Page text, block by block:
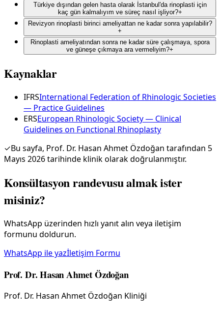
Türkiye dışından gelen hasta olarak İstanbul'da rinoplasti için
kaç gün kalmalıyım ve süreç nasıl işliyor?+
Revizyon rinoplasti birinci ameliyattan ne kadar sonra yapılabilir?
+
Rinoplasti ameliyatından sonra ne kadar süre çalışmaya, spora
ve güneşe çıkmaya ara vermeliyim?+
Kaynaklar
IFRSInternational Federation of Rhinologic Societies
— Practice Guidelines
ERSEuropean Rhinologic Society — Clinical
Guidelines on Functional Rhinoplasty
✓Bu sayfa, Prof. Dr. Hasan Ahmet Özdoğan tarafından 5
Mayıs 2026 tarihinde klinik olarak doğrulanmıştır.
Konsültasyon randevusu almak ister
misiniz?
WhatsApp üzerinden hızlı yanıt alın veya iletişim
formunu doldurun.
WhatsApp ile yazİletişim Formu
Prof. Dr. Hasan Ahmet Özdoğan
Prof. Dr. Hasan Ahmet Özdoğan Kliniği